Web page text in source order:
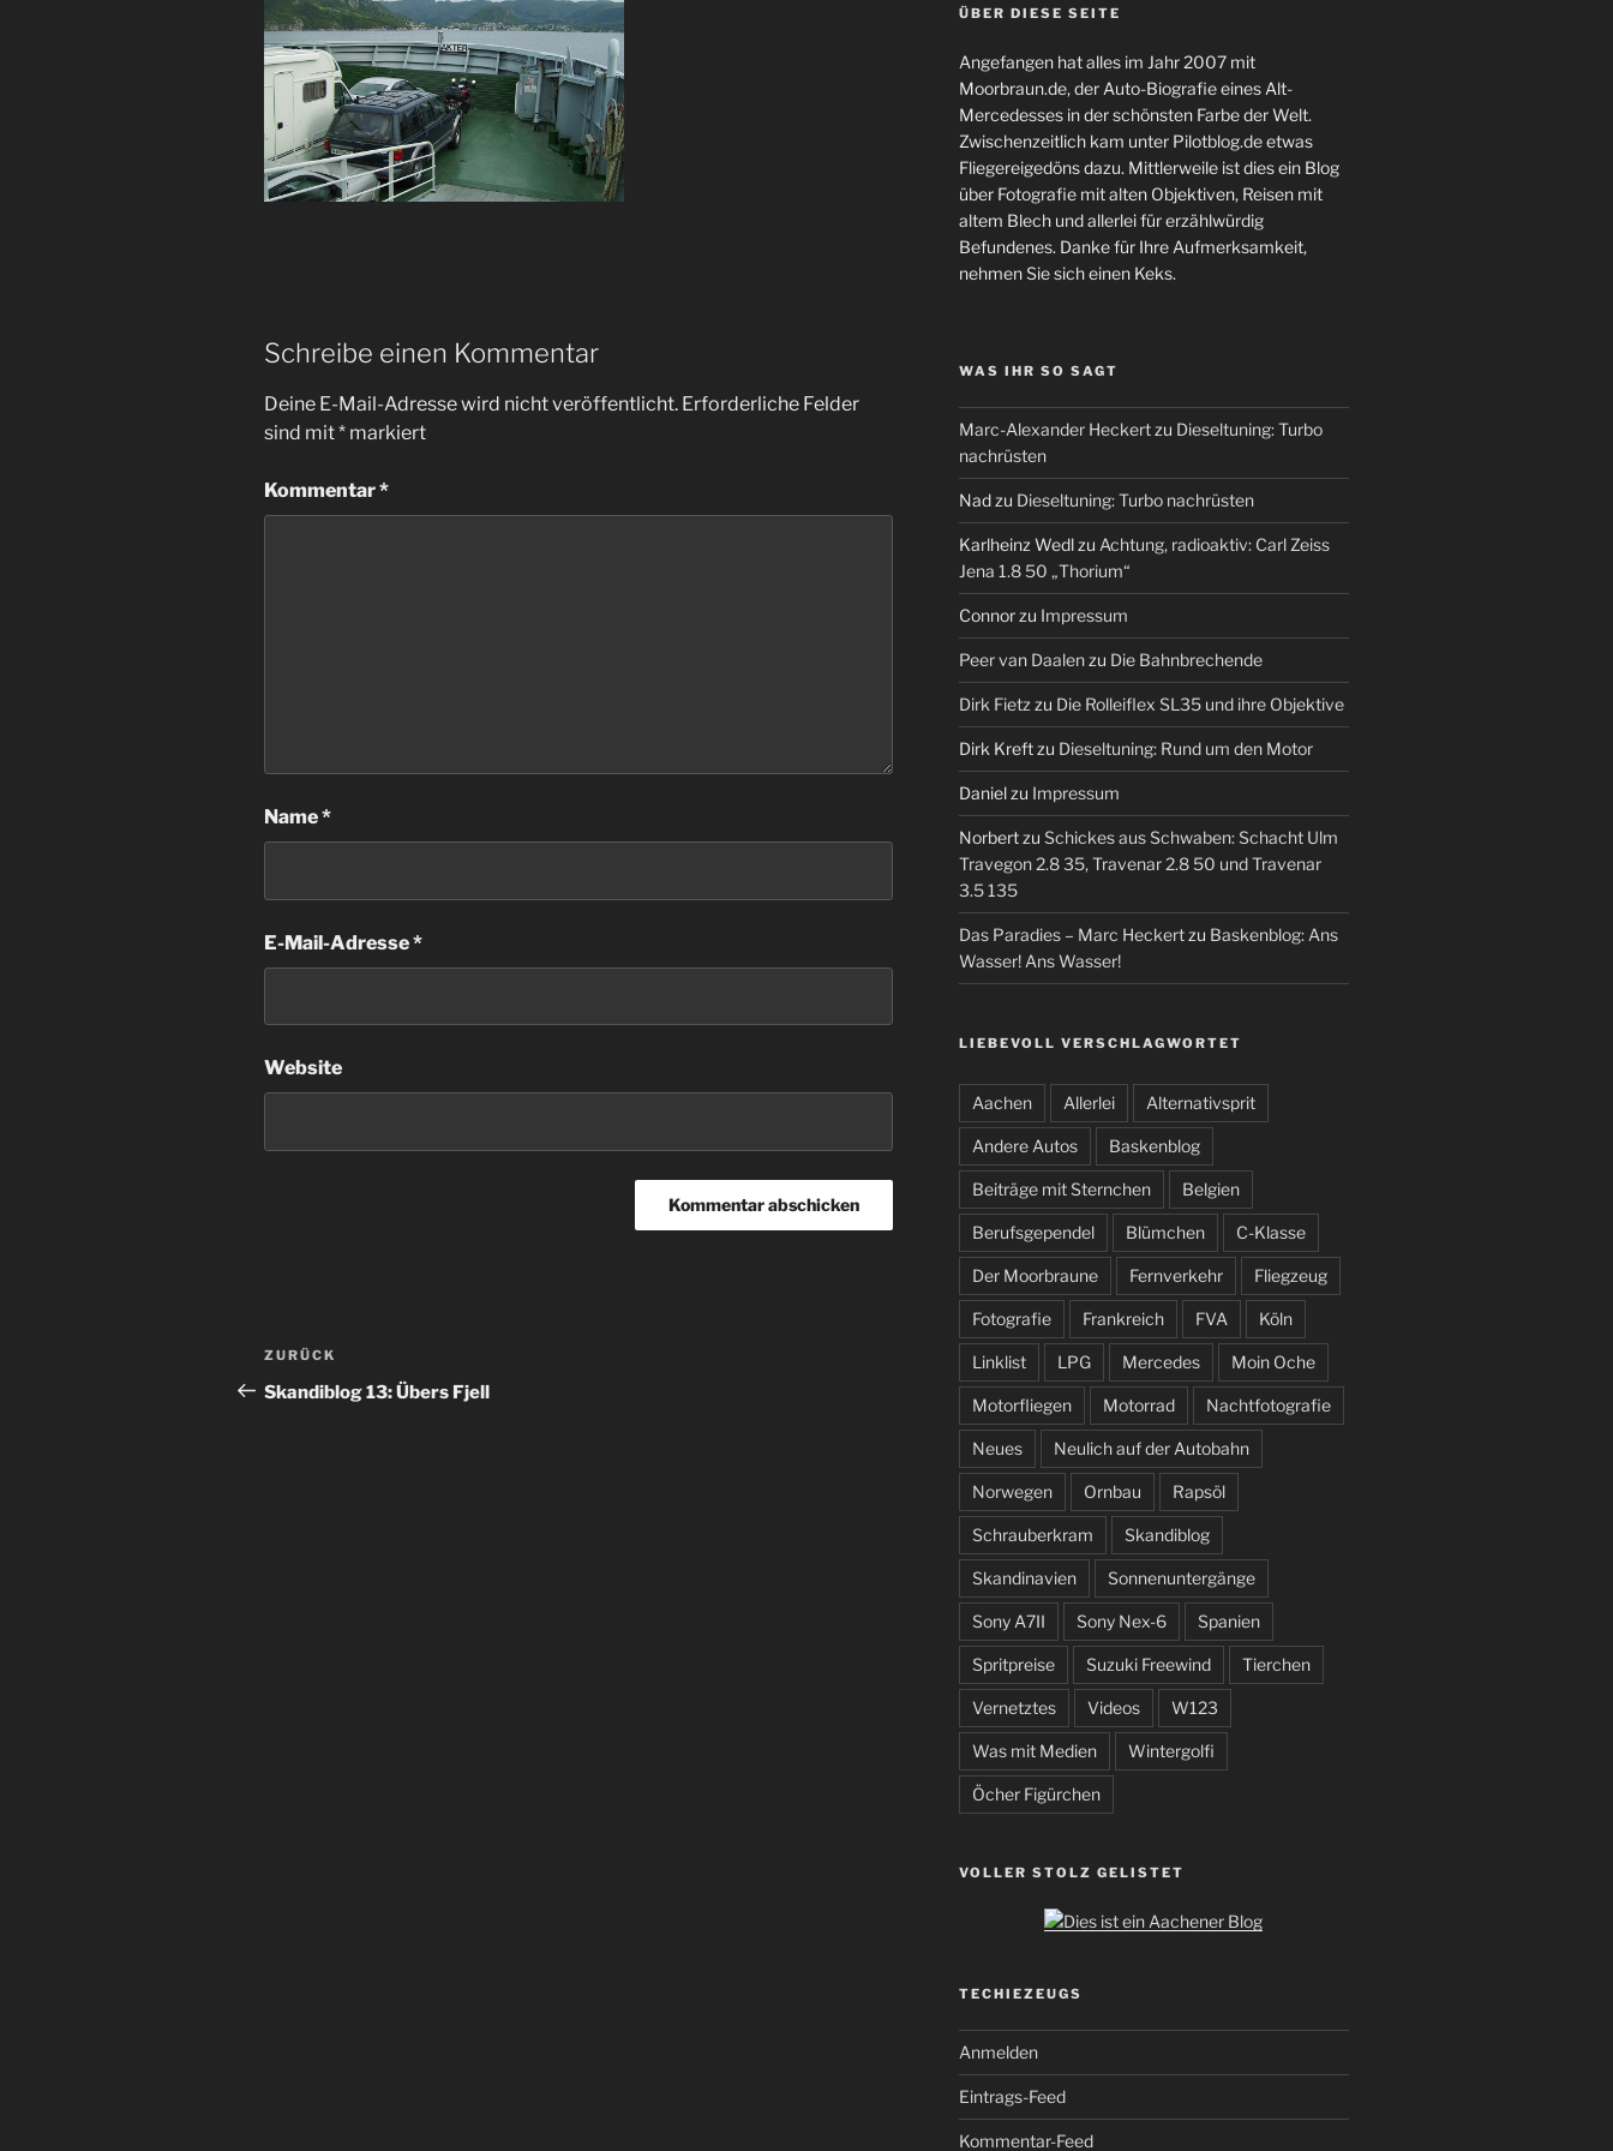
Schreibe einen Kommentar
Deine E-Mail-Adresse wird nicht veröffentlicht. Erforderliche Felder
sind mit* markiert
Kommentar*
Name*
E-Mail-Adresse*
Website
Beitragsnavigation
Vorheriger
Beitrag
ZURÜCK
Skandiblog 13: Übers Fjell
ÜBER DIESE SEITE
Angefangen hat alles im Jahr 2007 mit
Moorbraun.de, der Auto-Biografie eines Alt-
Mercedesses in der schönsten Farbe der Welt.
Zwischenzeitlich kam unter Pilotblog.de etwas
Fliegereigedöns dazu. Mittlerweile ist dies ein Blog
über Fotografie mit alten Objektiven, Reisen mit
altem Blech und allerlei für erzählwürdig
Befundenes. Danke für Ihre Aufmerksamkeit,
nehmen Sie sich einen Keks.
WAS IHR SO SAGT
Marc-Alexander Heckertzu Dieseltuning: Turbo
nachrüsten
Nadzu Dieseltuning: Turbo nachrüsten
Karlheinz Wedlzu Achtung, radioaktiv: Carl Zeiss
Jena 1.8 50 „Thorium“
Connorzu Impressum
Peer van Daalenzu Die Bahnbrechende
Dirk Fietz zu Die Rolleiflex SL35 und ihre Objektive
Dirk Kreftzu Dieseltuning: Rund um den Motor
Danielzu Impressum
Norbertzu Schickes aus Schwaben: Schacht Ulm
Travegon 2.8 35, Travenar 2.8 50 und Travenar
3.5 135
Das Paradies – Marc Heckertzu Baskenblog: Ans
Wasser! Ans Wasser!
LIEBEVOLL VERSCHLAGWORTET
Aachen Allerlei Alternativsprit
Andere Autos Baskenblog
Beiträge mit Sternchen Belgien
Berufsgependel Blümchen C-Klasse
Der Moorbraune Fernverkehr Fliegzeug
Fotografie Frankreich FVA Köln
Linklist LPG Mercedes Moin Oche
Motorfliegen Motorrad Nachtfotografie
Neues Neulich auf der Autobahn
Norwegen Ornbau Rapsöl
Schrauberkram Skandiblog
Skandinavien Sonnenuntergänge
Sony A7II Sony Nex-6 Spanien
Spritpreise Suzuki Freewind Tierchen
Vernetztes Videos W123
Was mit Medien Wintergolfi
Öcher Figürchen
VOLLER STOLZ GELISTET
TECHIEZEUGS
Anmelden
Eintrags-Feed
Kommentar-Feed